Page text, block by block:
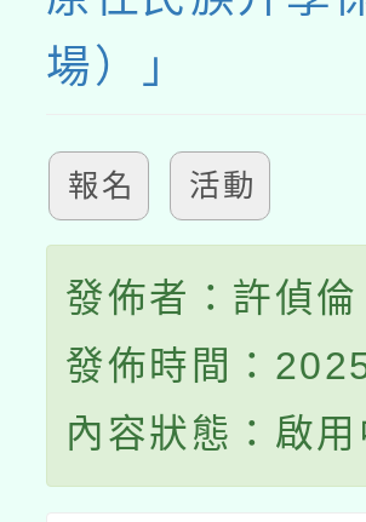
場）」
報名 活動
發佈者：許偵倫
發佈時間：
內容狀態：啟用